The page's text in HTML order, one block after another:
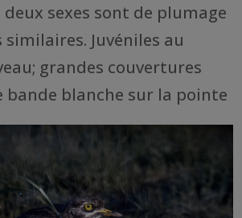
sexes sont de plumage
Juvéniles au
grandes couvertures
bande blanche sur la pointe